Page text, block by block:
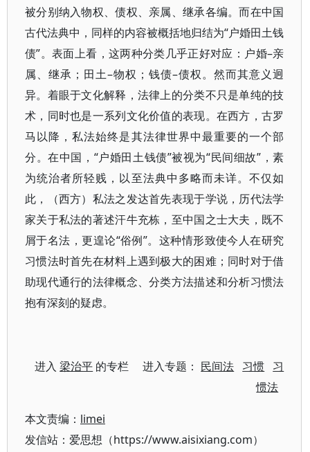
被分别纳入物权、债权、亲属、继承各编。而在中国
古代法典中，同样的内容被概括地归结为“户婚田土钱
债”。表面上看，这两种分类几乎正好对应：户婚–亲
属、继承；田土–物权；钱债–债权。然而其意义迥
异。着眼于文化解释，法律上的分类不只是单纯的技
术，同时也是一系列文化价值的表现。在西方，古罗
马以降，私法始终是其法律世界中最重要的一个部
分。在中国，“户婚田土钱债”被视为“民间细故”，素
为统治者所轻贱，以至法典中多略而未详。不仅如
此，（西方）私法之发达首先表现于学说，历代法学
家关于私法的著述汗牛充栋，至中国之士大夫，既不
屑于名法，更遑论“俗例”。这种情形致使今人在研究
习惯法时首先在材料上遇到极大的困难；同时对于借
助现代通行的法律概念、分类方法描述和分析习惯法
抱有深刻的疑虑。
进入梁治平 的专栏 进入专题： 民间法 习惯 习
惯法
本文责编： limei
发信站：爱思想（https://www.aisixiang.com）